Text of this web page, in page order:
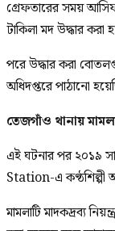
গ্রেফতারের সময়
টাকিলা মদ উদ্ধার করা
পরে উদ্ধার করা
অধিদপ্তরে পাঠানো
তেজগাঁও থানায়
এই ঘটনার পর ২০১৯
Station-এ কণ্ঠশিল্পী
মামলাটি মাদকদ্রব্য